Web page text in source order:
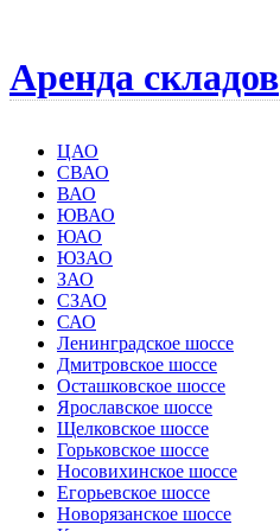
Аренда складов
ЦАО
СВАО
ВАО
ЮВАО
ЮАО
ЮЗАО
ЗАО
СЗАО
САО
Ленинградское шоссе
Дмитровское шоссе
Осташковское шоссе
Ярославское шоссе
Щелковское шоссе
Горьковское шоссе
Носовихинское шоссе
Егорьевское шоссе
Новорязанское шоссе